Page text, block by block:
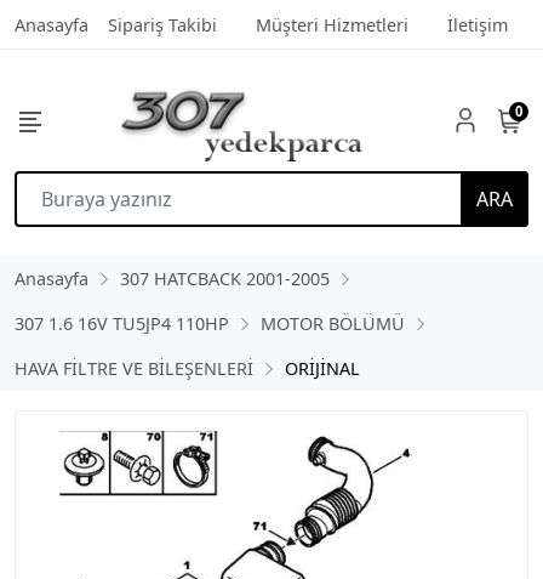
Anasayfa Sipariş Takibi Müşteri Hizmetleri İletişim
ARA
0
Anasayfa
307 HATCBACK 2001-2005
307 1.6 16V TU5JP4 110HP
MOTOR BÖLÜMÜ
HAVA FİLTRE VE BİLEŞENLERİ
ORİJİNAL